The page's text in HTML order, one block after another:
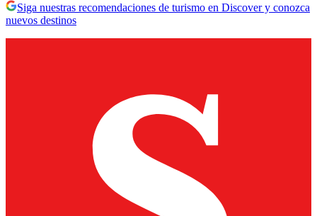
Siga nuestras recomendaciones de turismo en Discover y conozca
nuevos destinos